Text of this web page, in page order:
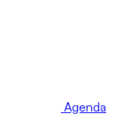
Agenda